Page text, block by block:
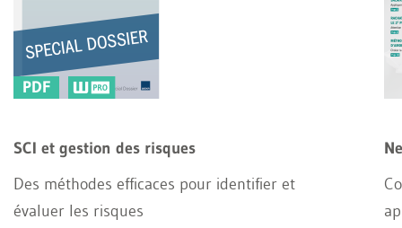
PDF
SCI et gestion des risques
Des méthodes efficaces pour identifier et
évaluer les risques